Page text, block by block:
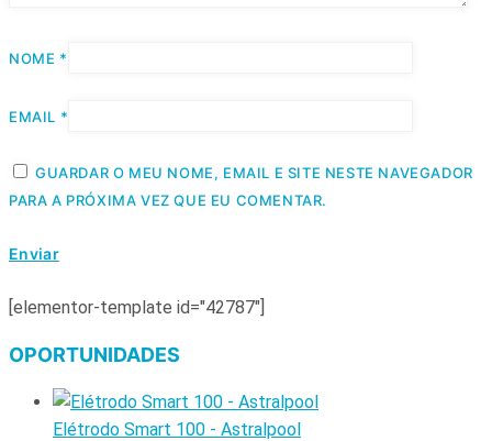
NOME *
EMAIL *
GUARDAR O MEU NOME, EMAIL E SITE NESTE NAVEGADOR
PARA A PRÓXIMA VEZ QUE EU COMENTAR.
[elementor-template id="42787"]
OPORTUNIDADES
Elétrodo Smart 100 - Astralpool